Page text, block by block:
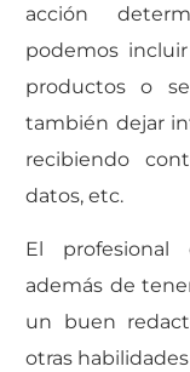
acción
podemos
productos o
también dejar
recibiendo
datos, etc.
El profesional
además de
un buen
otras